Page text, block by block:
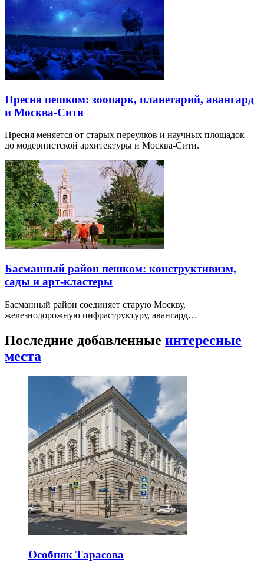
Пресня пешком: зоопарк, планетарий, авангард
и Москва-Сити
Пресня меняется от старых переулков и научных площадок
до модернистской архитектуры и Москва-Сити.
Басманный район пешком: конструктивизм,
сады и арт-кластеры
Басманный район соединяет старую Москву,
железнодорожную инфраструктуру, авангард…
Последние добавленные интересные
места
Особняк Тарасова